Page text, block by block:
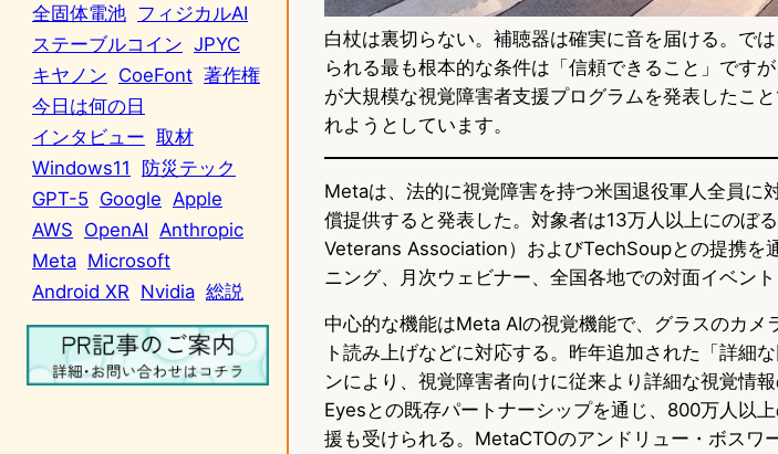
全固体電池 フィジカルAI
ステーブルコイン JPYC
キヤノン CoeFont 著作権
今日は何の日
インタビュー 取材
Windows11
防災テック
GPT-5 Google Apple
AWS OpenAI Anthropic
Meta Microsoft
Android XR Nvidia 総説
白杖は裏切らない。補聴器は確実に音を届ける。で
られる最も根本的な条件は「信頼できること」です
が大規模な視覚障害者支援プログラムを発表したこ
れようとしています。
Metaは、法的に視覚障害を持つ米国退役軍人全員に
償提供すると発表した。対象者は13万人以上にのぼ
Veterans Association）およびTechSoupとの提携を
ニング、月次ウェビナー、全国各地での対面イベント
中心的な機能はMeta AIの視覚機能で、グラスのカメ
ト読み上げなどに対応する。昨年追加された「詳細
ンにより、視覚障害者向けに従来より詳細な視覚情
Eyesとの既存パートナーシップを通じ、800万人以
援も受けられる。MetaCTOのアンドリュー・ボスワ